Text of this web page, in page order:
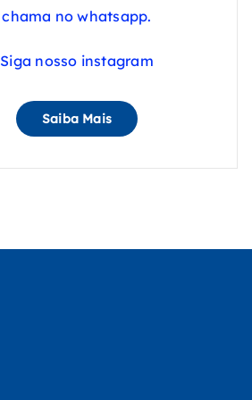
chama no whatsapp.
Siga nosso instagram
Saiba Mais